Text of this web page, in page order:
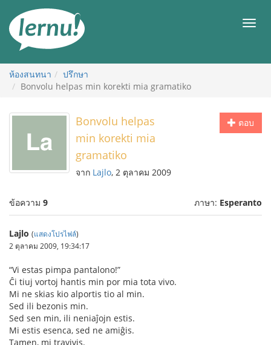
สารบัญ
เมนู
ห้องสนทนา
ปรึกษา
Bonvolu helpas min korekti mia gramatiko
ตอบ
Bonvolu helpas
min korekti mia
gramatiko
จาก Lajlo, 2 ตุลาคม 2009
ข้อความ 9 ภาษา: Esperanto
Lajlo (แสดงโปรไฟล์)
2 ตุลาคม 2009, 19:34:17
“Vi estas pimpa pantalono!”
Ĉi tiuj vortoj hantis min por mia tota vivo.
Mi ne skias kio alportis tio al min.
Sed ili bezonis min.
Sed sen min, ili neniaĵojn estis.
Mi estis esenca, sed ne amiĝis.
Tamen, mi travivis.